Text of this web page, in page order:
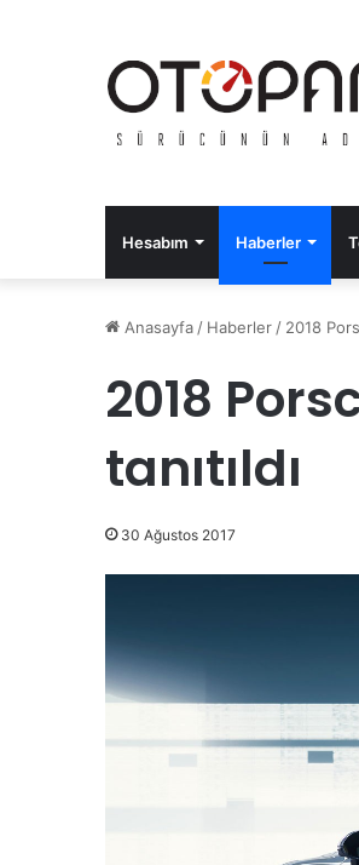
Hesabım Haberler
Anasayfa / Haberler / 2018
2018
tanıtıldı
30 Ağustos 2017